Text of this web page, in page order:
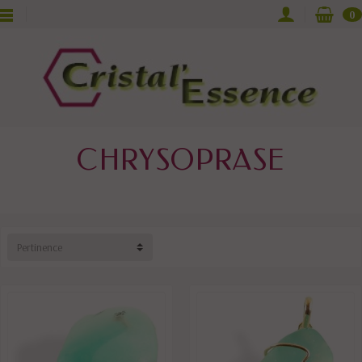
0
CHRYSOPRASE
Pertinence